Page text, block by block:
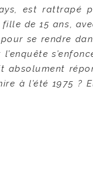
est rattrapé
fille de 15 ans,
se rendre
absolument
à l’été 1975 ?